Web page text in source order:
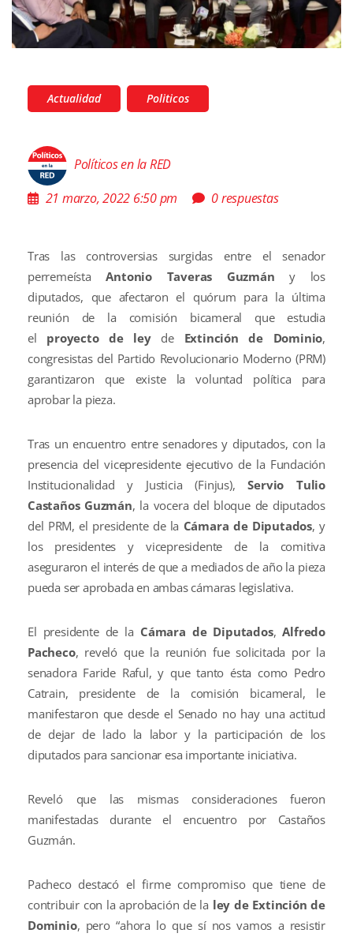
Actualidad Politicos
Políticos en la RED
21 marzo, 2022 6:50 pm
0 respuestas
Tras las controversias surgidas entre el senador
perremeístaAntonio Taveras Guzmán y los
diputados, que afectaron el quórum para la última
reunión de la comisión bicameral que estudia
el proyecto de leyde Extinción de Dominio,
congresistas del Partido Revolucionario Moderno (PRM)
garantizaron que existe la voluntad política para
aprobar la pieza.
Tras un encuentro entre senadores y diputados, con la
presencia del vicepresidente ejecutivo de la Fundación
Institucionalidad y Justicia (Finjus),Servio Tulio
Castaños Guzmán, la vocera del bloque de diputados
del PRM, el presidente de la Cámara de Diputados, y
los presidentes y vicepresidente de la comitiva
aseguraron el interés de que a mediados de año la pieza
pueda ser aprobada en ambas cámaras legislativa.
El presidente de la Cámara de Diputados,Alfredo
Pacheco, reveló que la reunión fue solicitada por la
senadora Faride Raful, y que tanto ésta como Pedro
Catrain, presidente de la comisión bicameral, le
manifestaron que desde el Senado no hay una actitud
de dejar de lado la labor y la participación de los
diputados para sancionar esa importante iniciativa.
Reveló que las mismas consideraciones fueron
manifestadas durante el encuentro por Castaños
Guzmán.
Pacheco destacó el firme compromiso que tiene de
contribuir con la aprobación de la ley de Extinción de
Dominio, pero “ahora lo que sí nos vamos a resistir